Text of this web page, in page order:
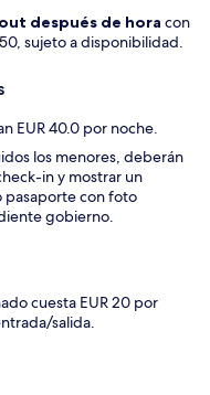
después de hora con
sujeto a disponibilidad.
EUR 40.0 por noche.
los menores, deberán
in y mostrar un
con foto
gobierno.
cuesta EUR 20 por
salida.